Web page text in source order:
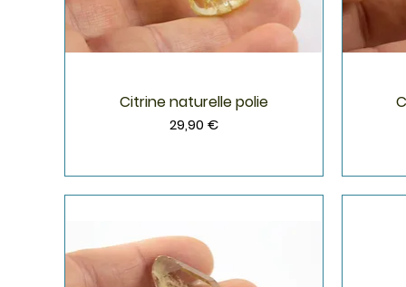
Aperçu rapide
Citrine naturelle polie
Prix
29,90 €